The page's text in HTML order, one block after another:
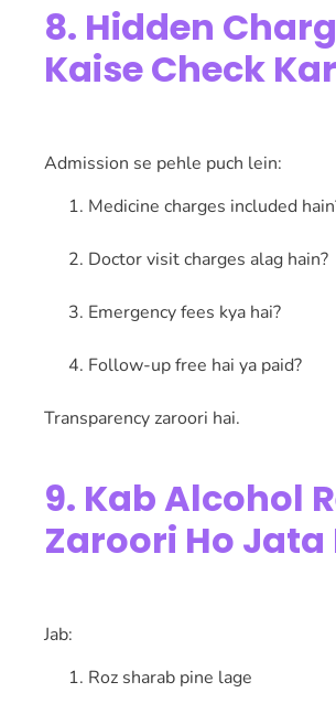
8. Hidden
Kaise Check
Admission se pehle puch lein:
Medicine charges included
Doctor visit charges alag hain?
Emergency fees kya hai?
Follow-up free hai ya paid?
Transparency zaroori hai.
9. Kab Alcohol
Zaroori Ho Jata
Jab:
Roz sharab pine lage